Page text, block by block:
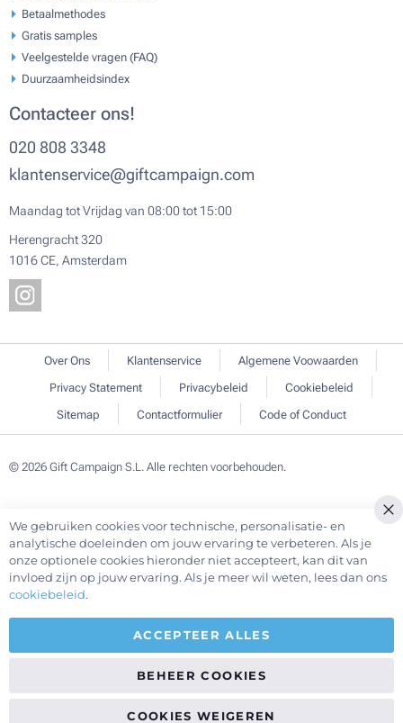
Betaalmethodes
Gratis samples
Veelgestelde vragen (FAQ)
Duurzaamheidsindex
Contacteer ons!
020 808 3348
klantenservice@giftcampaign.com
Maandag tot Vrijdag van 08:00 tot 15:00
Herengracht 320
1016 CE, Amsterdam
Over Ons Klantenservice
Algemene Voowaarden
Privacy Statement
Privacybeleid
Cookiebeleid
Sitemap
Contactformulier Code of Conduct
© 2026 Gift Campaign S.L. Alle rechten voorbehouden.
We gebruiken cookies voor technische, personalisatie- en
analytische doeleinden om jouw ervaring te verbeteren. Als je
onze optionele cookies hieronder niet accepteert, kan dit van
invloed zijn op jouw ervaring. Als je meer wil weten, lees dan ons
cookiebeleid.
ACCEPTEER ALLES
BEHEER COOKIES
COOKIES WEIGEREN